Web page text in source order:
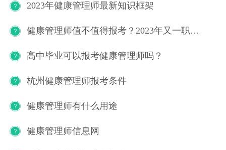
2023年健康管理师最新知识框架
健康管理师值不值得报考？2023年又一职业技能等级证书重磅人才政策发布！
高中毕业可以报考健康管理师吗？
杭州健康管理师报考条件
健康管理师有什么用途
健康管理师信息网